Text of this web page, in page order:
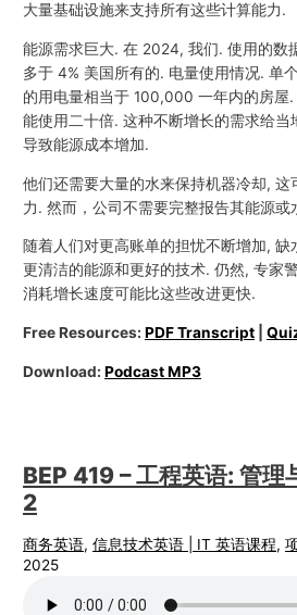
大量基础设施来支持所有这些计算能力.
能源需求巨大. 在 2024, 我们. 使用的数
多于 4% 美国所有的. 电量使用情况. 单
的用电量相当于 100,000 一年内的房屋
能使用二十倍. 这种不断增长的需求给当
导致能源成本增加.
他们还需要大量的水来保持机器冷却, 这
力. 然而，公司不需要完整报告其能源或
随着人们对更高账单的担忧不断增加,
更清洁的能源和更好的技术. 仍然, 专家
消耗增长速度可能比这些改进更快.
Free Resources:PDF Transcript |
Download:Podcast MP3
BEP 419 – 工程英语: 管理
2
商务英语,信息技术英语 | IT 英语课程,
2025